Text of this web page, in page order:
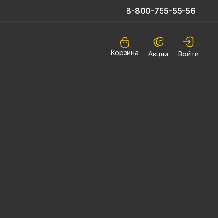
8-800-755-55-56
Корзина Акции Войти